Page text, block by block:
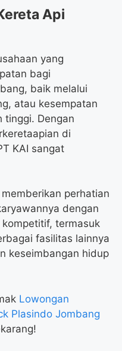
Api
yang
bagi
baik melalui
atau kesempatan
tinggi. Dengan
di
KAI sangat
perhatian
dengan
termasuk
fasilitas lainnya
keseimbangan hidup
Lowongan
Plasindo Jombang